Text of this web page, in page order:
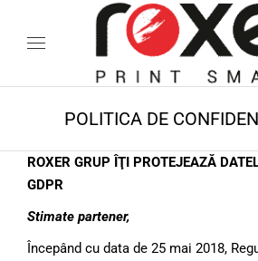
POLITICA DE
ROXER GRUP ÎŢI PROTEJEAZĂ
GDPR
Stimate partener,
Începând cu data de 25 mai 2018,